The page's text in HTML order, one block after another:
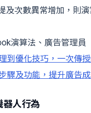
及次數異常增加，則
演算法、廣告管理員
到優化技巧，一次傳
驟及功能，提升廣告成
器人行為